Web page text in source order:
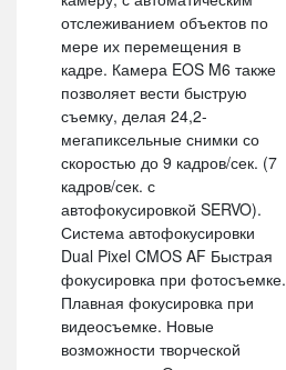
отслеживанием объектов по
мере их перемещения в
кадре. Камера EOS M6 также
позволяет вести быструю
съемку, делая 24,2-
мегапиксельные снимки со
скоростью до 9 кадров/сек. (7
кадров/сек. с
автофокусировкой SERVO).
Система автофокусировки
Dual Pixel CMOS AF Быстрая
фокусировка при фотосъемке.
Плавная фокусировка при
видеосъемке. Новые
возможности творческой